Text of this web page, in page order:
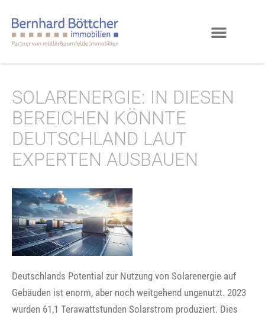
SOLARENERGIE: IN DIESEN
BEREICHEN KÖNNTE
DEUTSCHLAND LAUT
EXPERTEN AUSBAUEN
Deutschlands Potential zur Nutzung von Solarenergie auf
Gebäuden ist enorm, aber noch weitgehend ungenutzt. 2023
wurden 61,1 Terawattstunden Solarstrom produziert. Dies